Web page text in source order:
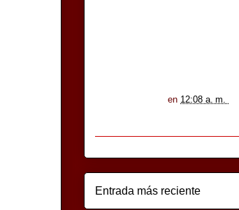
en 12:08 a. m.
Entrada más reciente